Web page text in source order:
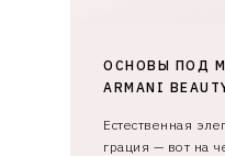
ОСНОВЫ ПОД
ARMANI
Естественная
грация — вот на